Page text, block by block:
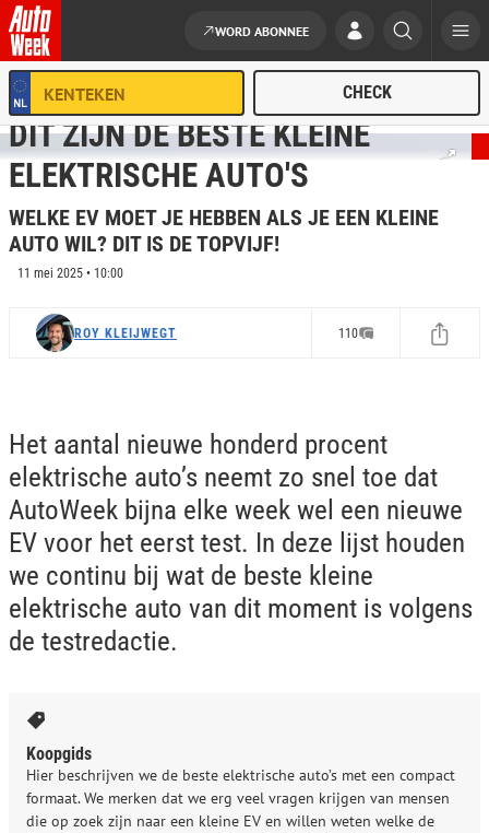
Ga naar de inhoud
WORD ABONNEE
ELEKTRISCHE AUTO'S
DIT ZIJN DE BESTE KLEINE
ELEKTRISCHE AUTO'S
WELKE EV MOET JE HEBBEN ALS JE EEN KLEINE
AUTO WIL? DIT IS DE TOPVIJF!
11 mei 2025 • 10:00
ROY KLEIJWEGT 110
Het aantal nieuwe honderd procent
elektrische auto’s neemt zo snel toe dat
AutoWeek bijna elke week wel een nieuwe
EV voor het eerst test. In deze lijst houden
we continu bij wat de beste kleine
elektrische auto van dit moment is volgens
de testredactie.
Koopgids
Hier beschrijven we de beste elektrische auto’s met een compact
formaat. We merken dat we erg veel vragen krijgen van mensen
die op zoek zijn naar een kleine EV en willen weten welke de